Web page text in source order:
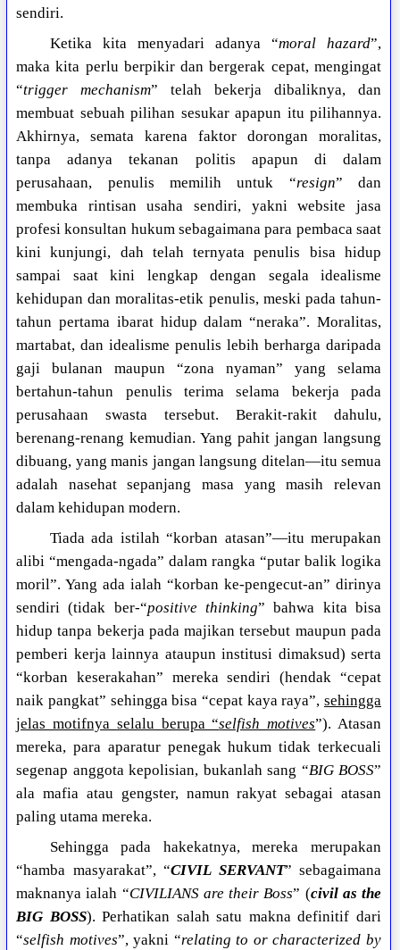
sendiri.
Ketika kita menyadari adanya “moral hazard”,
maka kita perlu berpikir dan bergerak cepat, mengingat
“trigger mechanism” telah bekerja dibaliknya, dan
membuat sebuah pilihan sesukar apapun itu pilihannya.
Akhirnya, semata karena faktor dorongan moralitas,
tanpa adanya tekanan politis apapun di dalam
perusahaan, penulis memilih untuk “resign” dan
membuka rintisan usaha sendiri, yakni website jasa
profesi konsultan hukum sebagaimana para pembaca saat
kini kunjungi, dah telah ternyata penulis bisa hidup
sampai saat kini lengkap dengan segala idealisme
kehidupan dan moralitas-etik penulis, meski pada tahun-
tahun pertama ibarat hidup dalam “neraka”. Moralitas,
martabat, dan idealisme penulis lebih berharga daripada
gaji bulanan maupun “zona nyaman” yang selama
bertahun-tahun penulis terima selama bekerja pada
perusahaan swasta tersebut. Berakit-rakit dahulu,
berenang-renang kemudian. Yang pahit jangan langsung
dibuang, yang manis jangan langsung ditelan—itu semua
adalah nasehat sepanjang masa yang masih relevan
dalam kehidupan modern.
Tiada ada istilah “korban atasan”—itu merupakan
alibi “mengada-ngada” dalam rangka “putar balik logika
moril”. Yang ada ialah “korban ke-pengecut-an” dirinya
sendiri (tidak ber-“positive thinking” bahwa kita bisa
hidup tanpa bekerja pada majikan tersebut maupun pada
pemberi kerja lainnya ataupun institusi dimaksud) serta
“korban keserakahan” mereka sendiri (hendak “cepat
naik pangkat” sehingga bisa “cepat kaya raya”, sehingga
jelas motifnya selalu berupa “selfish motives”). Atasan
mereka, para aparatur penegak hukum tidak terkecuali
segenap anggota kepolisian, bukanlah sang “BIG BOSS”
ala mafia atau gengster, namun rakyat sebagai atasan
paling utama mereka.
Sehingga pada hakekatnya, mereka merupakan
“hamba masyarakat”, “CIVIL SERVANT” sebagaimana
maknanya ialah “CIVILIANS are their Boss” (civil as the
BIG BOSS). Perhatikan salah satu makna definitif dari
“selfish motives”, yakni “relating to or characterized by